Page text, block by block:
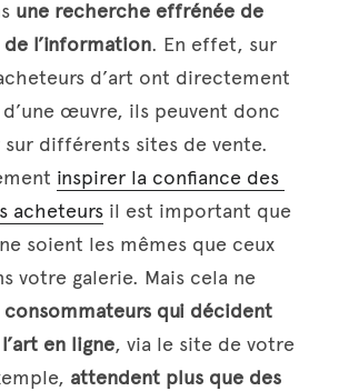
une recherche effrénée de
l’information. En effet, sur
d’art ont directement
œuvre, ils peuvent donc
différents sites de vente.
inspirer la confiance des
acheteurs il est important que
soient les mêmes que ceux
votre galerie. Mais cela ne
consommateurs qui décident
en ligne, via le site de votre
attendent plus que des